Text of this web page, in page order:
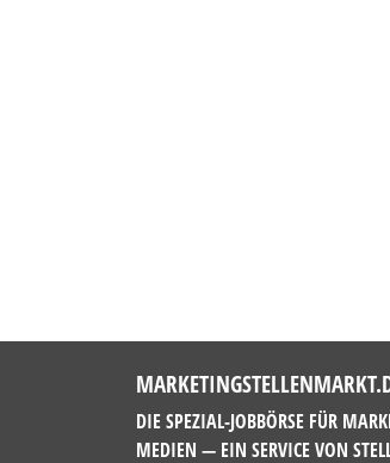
DIE SPEZIAL-JOBBÖRSE FÜR
MEDIEN — EIN SERVICE VON